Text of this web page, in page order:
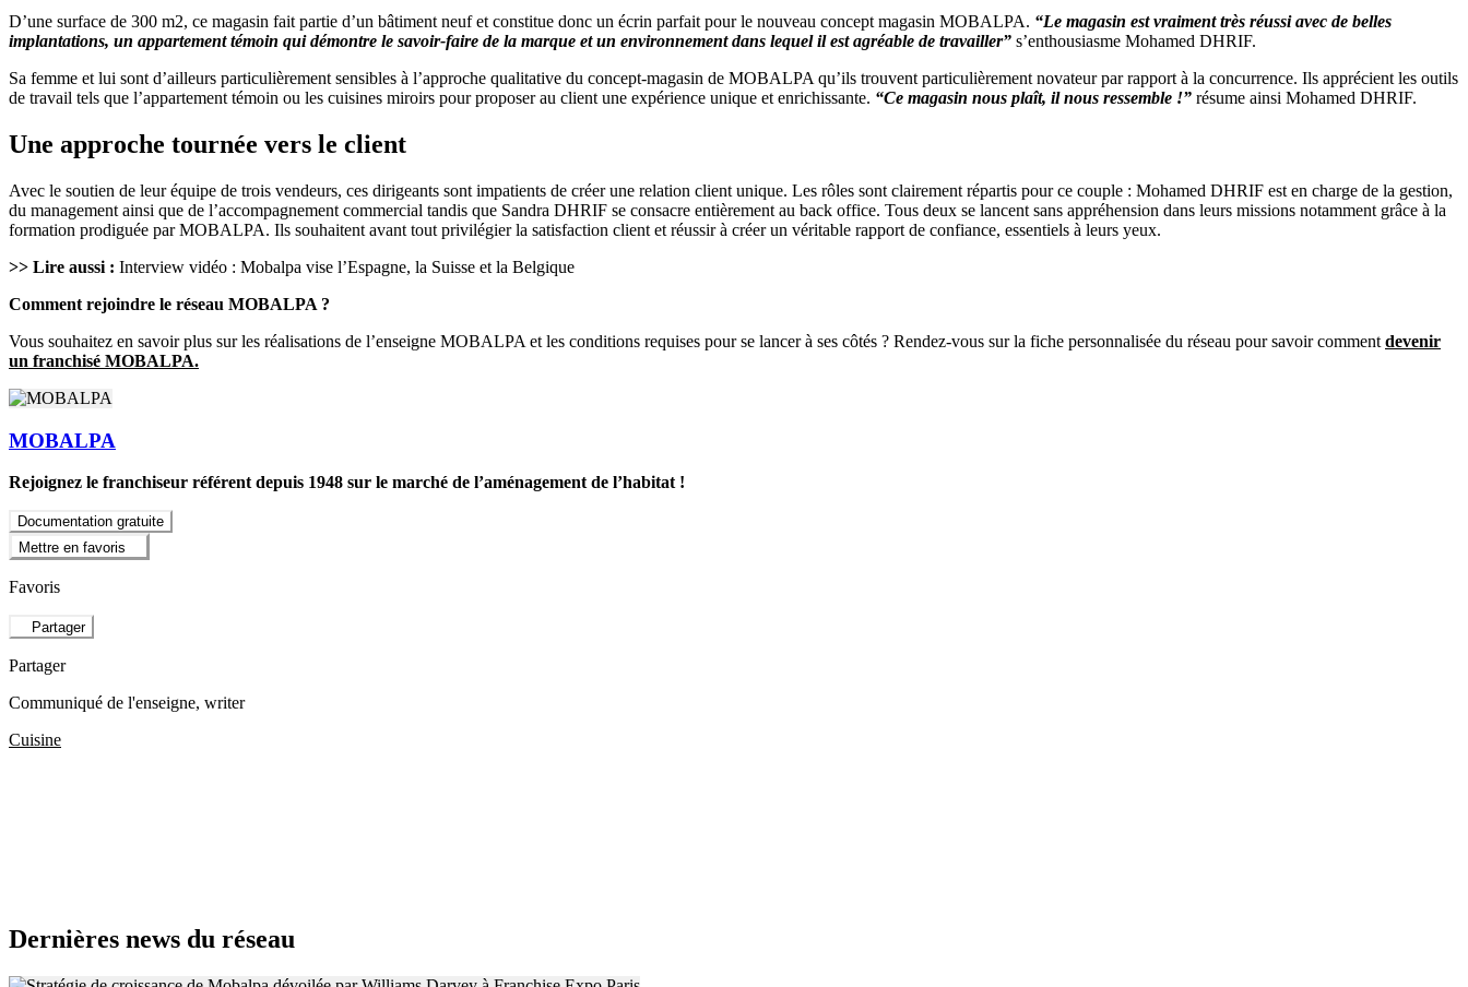
D’une surface de 300 m2, ce magasin fait partie d’un bâtiment neuf et constitue donc un écrin parfait pour le nouveau concept magasin MOBALPA. “Le magasin est vraiment très réussi avec de belles
implantations, un appartement témoin qui démontre le savoir-faire de la marque et un environnement dans lequel il est agréable de travailler” s’enthousiasme Mohamed DHRIF.
Sa femme et lui sont d’ailleurs particulièrement sensibles à l’approche qualitative du concept-magasin de MOBALPA qu’ils trouvent particulièrement novateur par rapport à la concurrence. Ils apprécient les outils
de travail tels que l’appartement témoin ou les cuisines miroirs pour proposer au client une expérience unique et enrichissante. “Ce magasin nous plaît, il nous ressemble !” résume ainsi Mohamed DHRIF.
Une approche tournée vers le client
Avec le soutien de leur équipe de trois vendeurs, ces dirigeants sont impatients de créer une relation client unique. Les rôles sont clairement répartis pour ce couple : Mohamed DHRIF est en charge de la gestion,
du management ainsi que de l’accompagnement commercial tandis que Sandra DHRIF se consacre entièrement au back office. Tous deux se lancent sans appréhension dans leurs missions notamment grâce à la
formation prodiguée par MOBALPA. Ils souhaitent avant tout privilégier la satisfaction client et réussir à créer un véritable rapport de confiance, essentiels à leurs yeux.
>> Lire aussi : Interview vidéo : Mobalpa vise l’Espagne, la Suisse et la Belgique
Comment rejoindre le réseau MOBALPA ?
Vous souhaitez en savoir plus sur les réalisations de l’enseigne MOBALPA et les conditions requises pour se lancer à ses côtés ? Rendez-vous sur la fiche personnalisée du réseau pour savoir comment devenir
un franchisé MOBALPA.
MOBALPA
Rejoignez le franchiseur référent depuis 1948 sur le marché de l’aménagement de l’habitat !
Documentation gratuite
Mettre en favoris
Favoris
Partager
Partager
Communiqué de l'enseigne, writer
Cuisine
Dernières news du réseau